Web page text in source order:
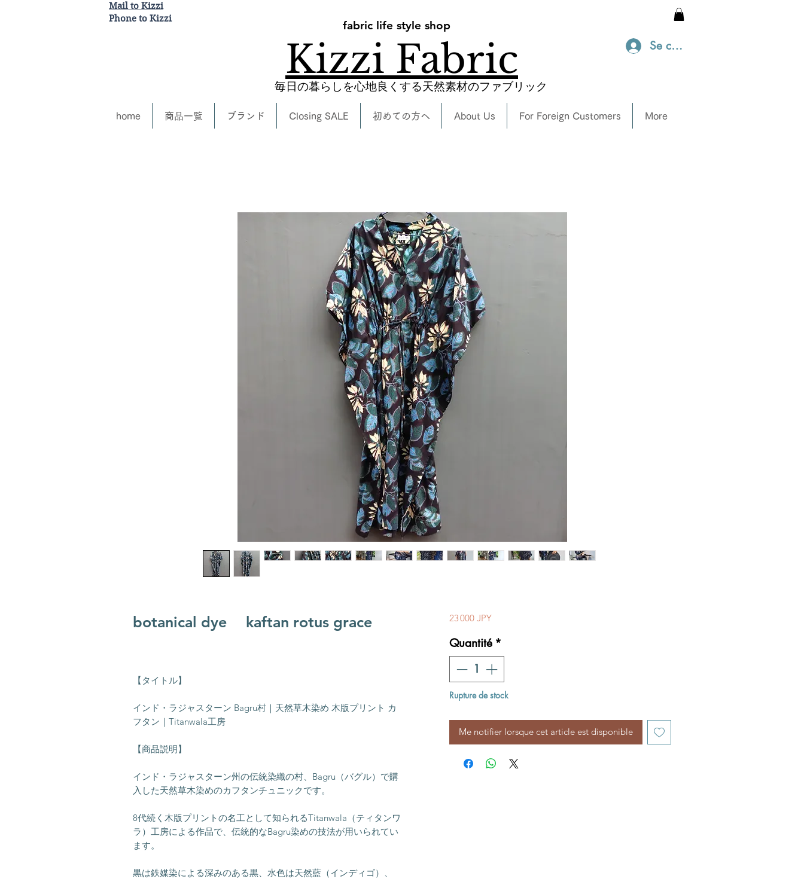
Mail to Kizzi
Phone to Kizzi
fabric life style shop
Kizzi Fabric Se connecter
​毎日の暮らしを心地良くする天然素材のファブリック
home 商品一覧 ブランド Closing SALE 初めての方へ About Us For Foreign Customers More
botanical dye kaftan rotus grace
【タイトル】
インド・ラジャスターン Bagru村｜天然草木染め 木版プリント カ
フタン｜Titanwala工房
【商品説明】
インド・ラジャスターン州の伝統染織の村、Bagru（バグル）で購
入した天然草木染めのカフタンチュニックです。
8代続く木版プリントの名工として知られるTitanwala（ティタンワ
ラ）工房による作品で、伝統的なBagru染めの技法が用いられてい
ます。
黒は鉄媒染による深みのある黒、水色は天然藍（インディゴ）、
23 000 JPYPrix
Quantité *
Rupture de stock
Me notifier lorsque cet article est disponible